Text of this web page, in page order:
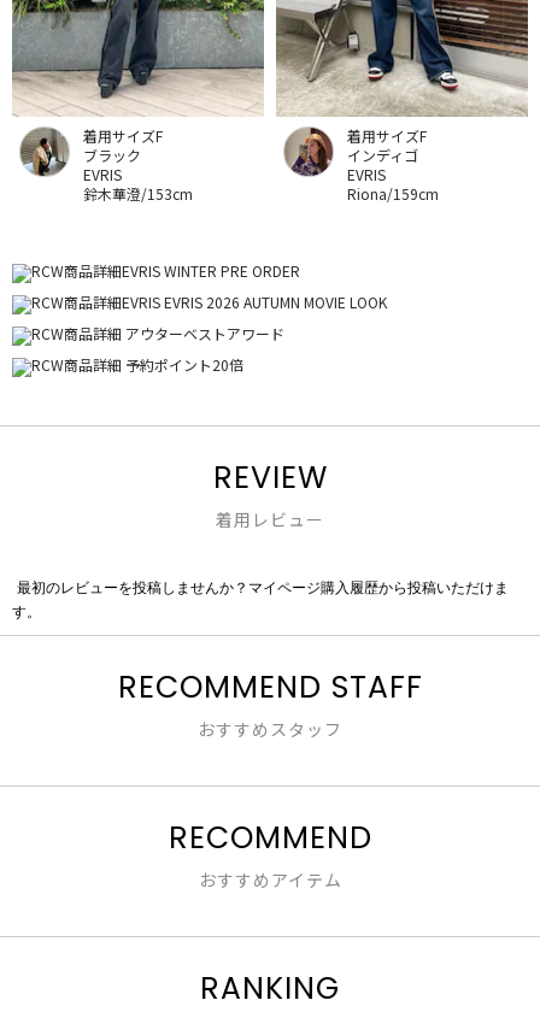
着用サイズF
ブラック
EVRIS
鈴木華澄/153cm
着用サイズF
インディゴ
EVRIS
Riona/159cm
REVIEW
着用レビュー
評
価
最初のレビューを投稿しませんか？マイページ購入履歴から投稿いただけま
す。
RECOMMEND STAFF
おすすめスタッフ
RECOMMEND
おすすめアイテム
RANKING